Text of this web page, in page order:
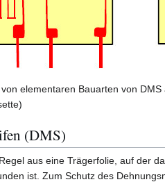
elementaren Bauarten von
(DMS)
aus eine Trägerfolie, auf der
ist. Zum Schutz des